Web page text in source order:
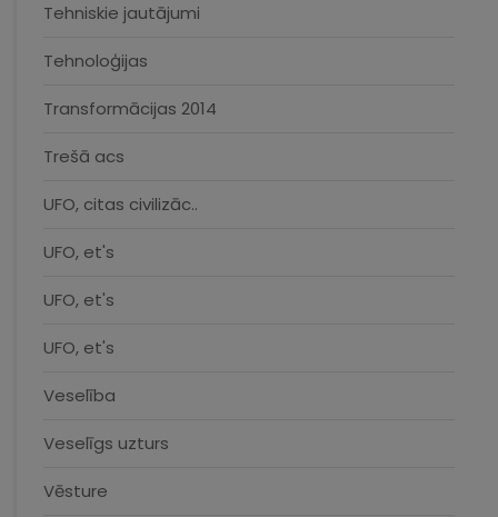
Tehniskie jautājumi
Tehnoloģijas
Transformācijas 2014
Trešā acs
UFO, citas civilizāc..
UFO, et's
UFO, et's
UFO, et's
Veselība
Veselīgs uzturs
Vēsture